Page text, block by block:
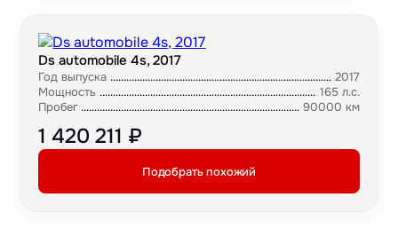
Ds automobile 4s, 2017
Год выпуска
2017
Мощность
165 л.с.
Пробег
90000 км
1 420 211 ₽
Подобрать похожий